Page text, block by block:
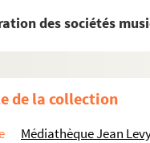
des sociétés
de la collection
Médiathèque Jean